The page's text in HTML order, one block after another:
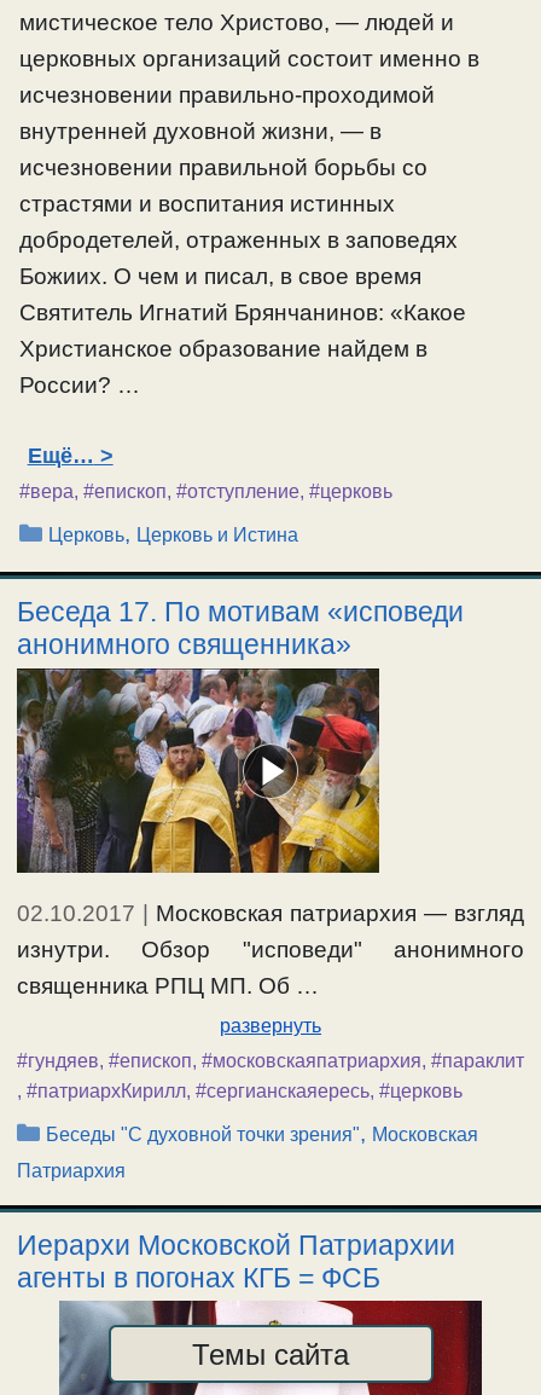
#каноны,#самомнение,#самость #сергианскаяересь
#совесть
#церковь
мистическое тело Христово, — людей и
церковных организаций состоит именно в
исчезновении правильно-проходимой
внутренней духовной жизни, — в
исчезновении правильной борьбы со
страстями и воспитания истинных
добродетелей, отраженных в заповедях
Божиих. О чем и писал, в свое время
Святитель Игнатий Брянчанинов: «Какое
Христианское образование найдем в
России? …
Ещё…
#вера, #епископ, #отступление, #церковь
Рубрики
Церковь, Церковь и Истина
Беседа 17. По мотивам «исповеди
анонимного священника»
02.10.2017 | Московская патриархия — взгляд
изнутри. Обзор "исповеди" анонимного
священника РПЦ МП. Об …
развернуть
#гундяев, #епископ, #московскаяпатриархия, #параклит
, #патриархКирилл, #сергианскаяересь, #церковь
Рубрики
Беседы "С духовной точки зрения", Московская
Патриархия
Иерархи Московской Патриархии
агенты в погонах КГБ = ФСБ
Темы сайта